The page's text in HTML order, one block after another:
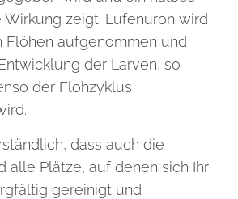
Wirkung zeigt. Lufenuron wird
aufgenommen und
der Larven, so
der Flohzyklus
dass auch die
alle Plätze, auf denen sich Ihr
gereinigt und